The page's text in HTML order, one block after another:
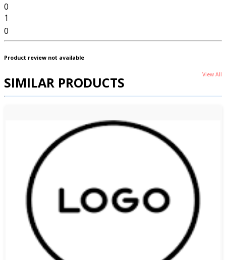
0
1
0
Product review not available
SIMILAR PRODUCTS View All